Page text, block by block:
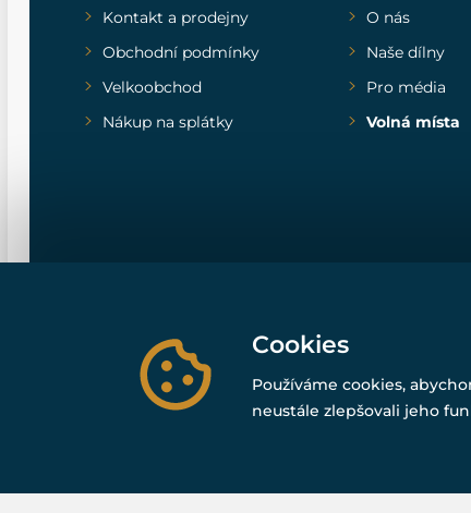
Kontakt a prodejny
Obchodní podmínky
Velkoobchod
Nákup na splátky
O nás
Naše dílny
Pro média
Volná místa
Cookies
Používáme cookies,
neustále zlepšovali jeho